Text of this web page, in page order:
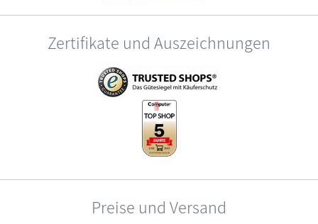
Zertifikate und Auszeichnungen
Preise und Versand